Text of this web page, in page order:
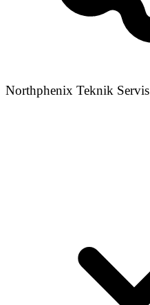
Northphenix Teknik Servis